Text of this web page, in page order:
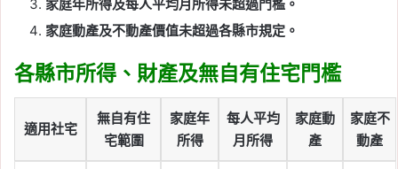
家庭年所得及每人平均月所得未超過門檻。
家庭動產及不動產價值未超過各縣市規定。
各縣市所得、財產及無自有住宅門檻
適用社宅
無自有住
宅範圍
家庭年
所得
每人平均
月所得
家庭動
產
家庭不
動產